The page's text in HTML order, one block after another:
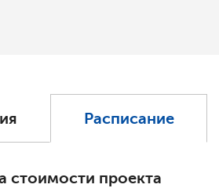
Расписание
стоимости проекта